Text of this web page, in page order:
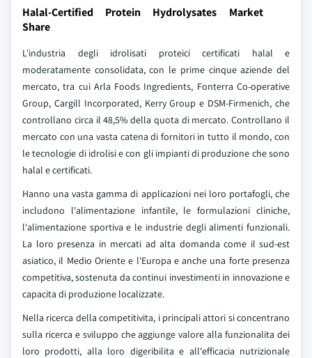
Halal-Certified Protein Hydrolysates Market
Share
L'industria degli idrolisati proteici certificati halal e
moderatamente consolidata, con le prime cinque aziende del
mercato, tra cui Arla Foods Ingredients, Fonterra Co-operative
Group, Cargill Incorporated, Kerry Group e DSM-Firmenich, che
controllano circa il 48,5% della quota di mercato. Controllano il
mercato con una vasta catena di fornitori in tutto il mondo, con
le tecnologie di idrolisi e con gli impianti di produzione che sono
halal e certificati.
Hanno una vasta gamma di applicazioni nei loro portafogli, che
includono l'alimentazione infantile, le formulazioni cliniche,
l'alimentazione sportiva e le industrie degli alimenti funzionali.
La loro presenza in mercati ad alta domanda come il sud-est
asiatico, il Medio Oriente e l'Europa e anche una forte presenza
competitiva, sostenuta da continui investimenti in innovazione e
capacita di produzione localizzate.
Nella ricerca della competitivita, i principali attori si concentrano
sulla ricerca e sviluppo che aggiunge valore alla funzionalita dei
loro prodotti, alla loro digeribilita e all'efficacia nutrizionale